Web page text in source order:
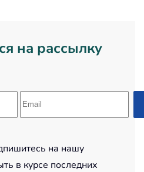
на рассылку
на нашу
в курсе последних